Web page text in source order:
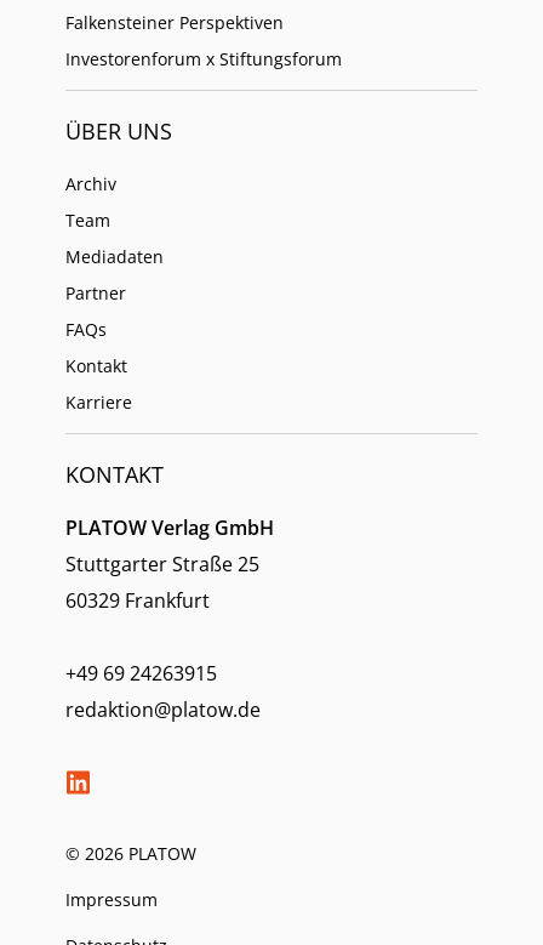
Falkensteiner Perspektiven
Investorenforum x Stiftungsforum
ÜBER UNS
Archiv
Team
Mediadaten
Partner
FAQs
Kontakt
Karriere
KONTAKT
PLATOW Verlag GmbH
Stuttgarter Straße 25
60329 Frankfurt
+49 69 24263915
redaktion@platow.de
© 2026 PLATOW
Impressum